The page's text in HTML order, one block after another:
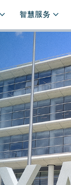
智慧服务